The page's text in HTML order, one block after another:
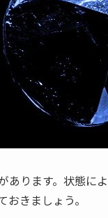
ります。状態に
きましょう。